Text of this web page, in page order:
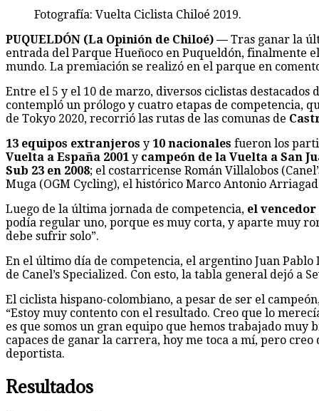
Fotografía: Vuelta Ciclista Chiloé 2019.
PUQUELDÓN (La Opinión de Chiloé) — Tras ganar la
entrada del Parque Hueñoco en Puqueldón, finalmente
mundo. La premiación se realizó en el parque en
Entre el 5 y el 10 de marzo, diversos ciclistas
contempló un prólogo y cuatro etapas de competencia,
de Tokyo 2020, recorrió las rutas de las comunas de
13 equipos extranjeros y 10 nacionales fueron los
Vuelta a España 2001 y campeón de la Vuelta a San
Sub 23 en 2008; el costarricense Román Villalobos
Muga (OGM Cycling), el histórico Marco Antonio
Luego de la última jornada de competencia, el vencedor
podía regular uno, porque es muy corta, y aparte muy
debe sufrir solo”.
En el último día de competencia, el argentino Juan Pablo
de Canel’s Specialized. Con esto, la tabla general dejó
El ciclista hispano-colombiano, a pesar de ser el
“Estoy muy contento con el resultado. Creo que lo
es que somos un gran equipo que hemos trabajado muy
capaces de ganar la carrera, hoy me toca a mí, pero
deportista.
Resultados